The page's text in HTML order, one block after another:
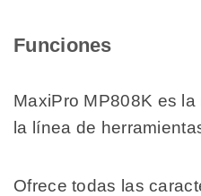
Funciones
MaxiPro MP808K es
la línea de
Ofrece todas las